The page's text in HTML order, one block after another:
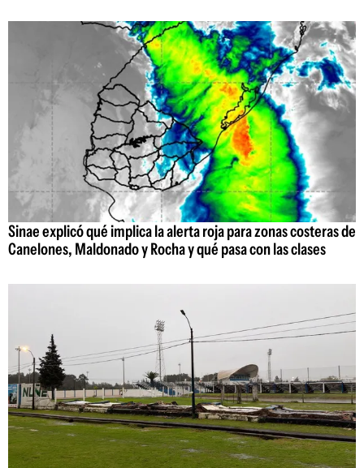
Sinae explicó qué implica la alerta roja para zonas costeras de
Canelones, Maldonado y Rocha y qué pasa con las clases